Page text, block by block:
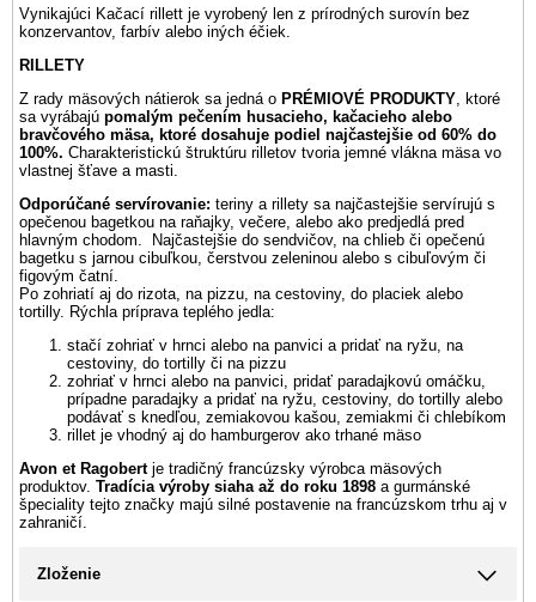
Vynikajúci Kačací rillett je vyrobený len z prírodných surovín bez
konzervantov, farbív alebo iných éčiek.
RILLETY
Z rady mäsových nátierok sa jedná o PRÉMIOVÉ PRODUKTY, ktoré
sa vyrábajú pomalým pečením husacieho, kačacieho alebo
bravčového mäsa, ktoré dosahuje podiel najčastejšie od 60% do
100%. Charakteristickú štruktúru rilletov tvoria jemné vlákna mäsa vo
vlastnej šťave a masti.
Odporúčané servírovanie: teriny a rillety sa najčastejšie servírujú s
opečenou bagetkou na raňajky, večere, alebo ako predjedlá pred
hlavným chodom. Najčastejšie do sendvičov, na chlieb či opečenú
bagetku s jarnou cibuľkou, čerstvou zeleninou alebo s cibuľovým či
figovým čatní.
Po zohriatí aj do rizota, na pizzu, na cestoviny, do placiek alebo
tortilly. Rýchla príprava teplého jedla:
stačí zohriať v hrnci alebo na panvici a pridať na ryžu, na
cestoviny, do tortilly či na pizzu
zohriať v hrnci alebo na panvici, pridať paradajkovú omáčku,
prípadne paradajky a pridať na ryžu, cestoviny, do tortilly alebo
podávať s knedľou, zemiakovou kašou, zemiakmi či chlebíkom
rillet je vhodný aj do hamburgerov ako trhané mäso
Avon et Ragobertje tradičný francúzsky výrobca mäsových
produktov. Tradícia výroby siaha až do roku 1898 a gurmánské
špeciality tejto značky majú silné postavenie na francúzskom trhu aj v
zahraničí.
Zloženie